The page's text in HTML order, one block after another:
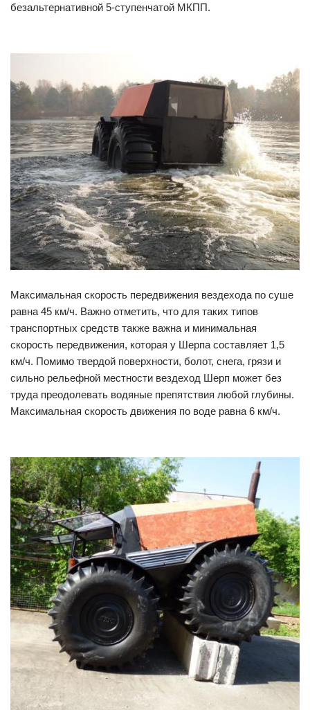
безальтернативной 5-ступенчатой МКПП.
Максимальная скорость передвижения вездехода по суше
равна 45 км/ч. Важно отметить, что для таких типов
транспортных средств также важна и минимальная
скорость передвижения, которая у Шерпа составляет 1,5
км/ч. Помимо твердой поверхности, болот, снега, грязи и
сильно рельефной местности вездеход Шерп может без
труда преодолевать водяные препятствия любой глубины.
Максимальная скорость движения по воде равна 6 км/ч.